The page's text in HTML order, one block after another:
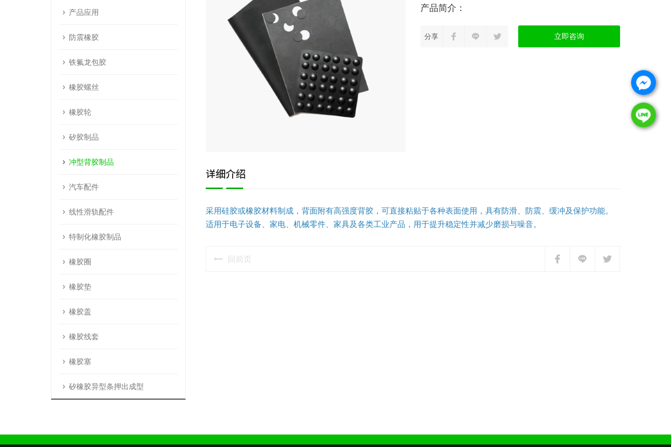
产品应用
防震橡胶
铁氟龙包胶
橡胶螺丝
橡胶轮
矽胶制品
冲型背胶制品
汽车配件
线性滑轨配件
特制化橡胶制品
橡胶圈
橡胶垫
橡胶盖
橡胶线套
橡胶塞
矽橡胶异型条押出成型
分享 立即咨询
详细介绍
采用硅胶或橡胶材料制成，背面附有高强度背胶，可直接粘贴于各种表面使用，具有防滑、防震、缓冲及保护功能。
适用于电子设备、家电、机械零件、家具及各类工业产品，用于提升稳定性并减少磨损与噪音。
回前页